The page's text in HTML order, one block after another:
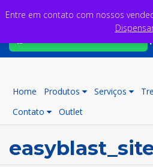
Home Produtos Serviços
Contato
Outlet
Entre em contato com nossos